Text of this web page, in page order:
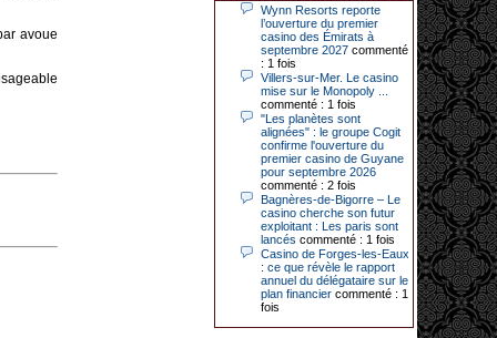
avoue
14-04-2026|
Dimanche 12 avril 2026, cette date
restera gravée dans la mémoire de
ce joueur du casino de Saint-Quay-
Portrieux (Côtes-d’Armor).
Ce quinquagénaire, habitant Plouha
mais souhaitant garder l’anonymat,
a eu l’énorme surprise de décrocher
un jackpot record de 82 426 €.
Le plus gros gain gagné depuis plus
de 20 ans dans l’établissement.
31-03-2026|
Série de jackpots au casino JOA de
Gujan-Mestras : ce mois de mars a
été fructueux pour quelques
Wynn Resorts reporte
l’ouverture du premier
casino des Émirats à
septembre 2027 commenté
: 1 fois
Villers-sur-Mer. Le casino
mise sur le Monopoly ...
commenté : 1 fois
"Les planètes sont
alignées" : le groupe Cogit
confirme l'ouverture du
premier casino de Guyane
pour septembre 2026
commenté : 2 fois
Bagnères-de-Bigorre – Le
casino cherche son futur
exploitant : Les paris sont
lancés commenté : 1 fois
Casino de Forges-les-Eaux
: ce que révèle le rapport
annuel du délégataire sur le
plan financier commenté : 1
fois